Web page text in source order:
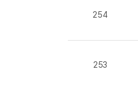
254
253